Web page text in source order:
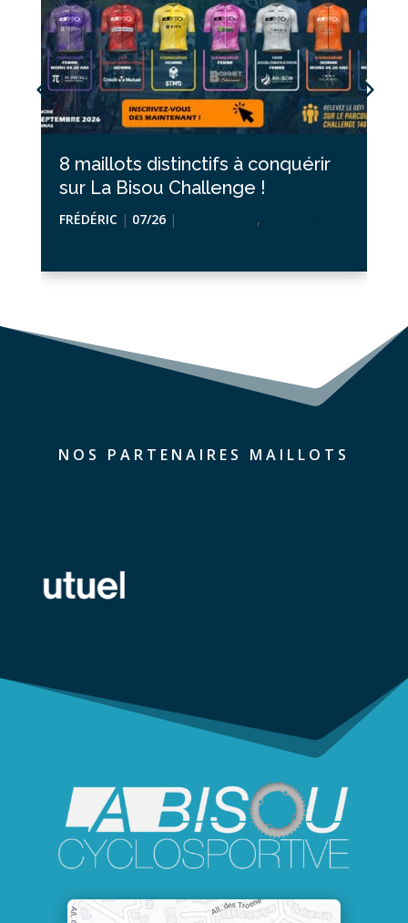
8 maillots distinctifs à conquérir
sur La Bisou Challenge !
FRÉDÉRIC | 07/26 | ,
NOS PARTENAIRES MAILLOTS